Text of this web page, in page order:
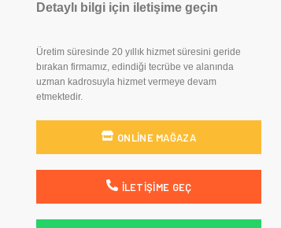
Detaylı bilgi için iletişime geçin
Üretim süresinde 20 yıllık hizmet süresini geride
bırakan firmamız, edindiği tecrübe ve alanında
uzman kadrosuyla hizmet vermeye devam
etmektedir.
ONLINE MAĞAZA
İLETIŞIME GEÇ